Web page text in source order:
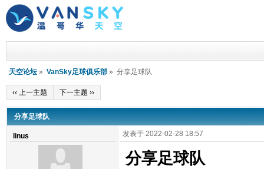
天空论坛 » VanSky足球俱乐部 » 分享足球队
‹‹ 上一主题 下一主题 ››
分享足球队
linus 发表于 2022-02-28 18:57
分享足球队